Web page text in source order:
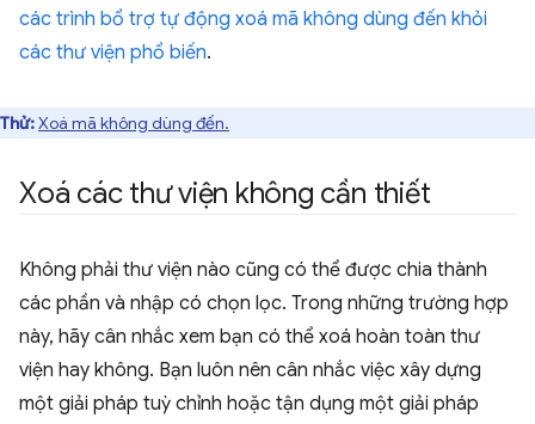
các trình bổ trợ tự động xoá mã không dùng đến khỏi
các thư viện phổ biến.
Thử:Xoá mã không dùng đến.
Xoá các thư viện không cần thiết
Không phải thư viện nào cũng có thể được chia thành
các phần và nhập có chọn lọc. Trong những trường hợp
này, hãy cân nhắc xem bạn có thể xoá hoàn toàn thư
viện hay không. Bạn luôn nên cân nhắc việc xây dựng
một giải pháp tuỳ chỉnh hoặc tận dụng một giải pháp